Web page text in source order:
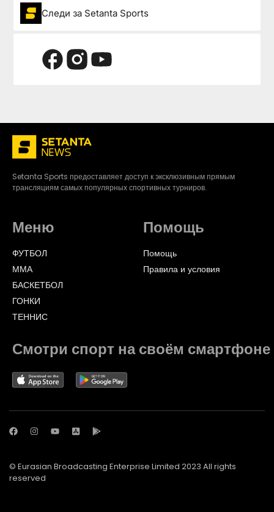
Следи за Setanta Sports
Setanta Sports предоставляет доступ к эксклюзивным прямым
трансляциям самых популярных спортивных турниров.
Меню
ФУТБОЛ
ММА
БАСКЕТБОЛ
ГОНКИ
ТЕННИС
Помощь
Помощь
Правила и условия
Смотри спорт на своём смартфоне
© Eurasian Broadcasting Enterprise Limited 2023 All rights
reserved